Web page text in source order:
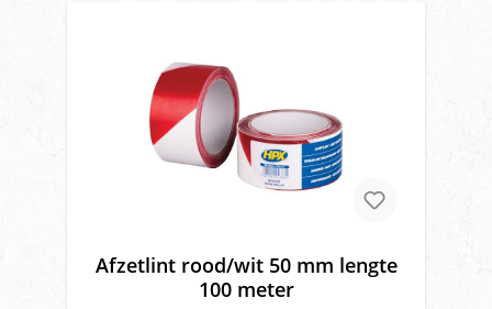
Afzetlint rood/wit 50 mm lengte
100 meter